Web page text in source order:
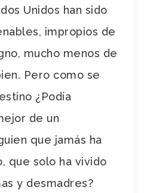
Unidos han sido
impropios de
mucho menos de
Pero como se
¿Podía
de un
que jamás ha
que solo ha vivido
y desmadres?